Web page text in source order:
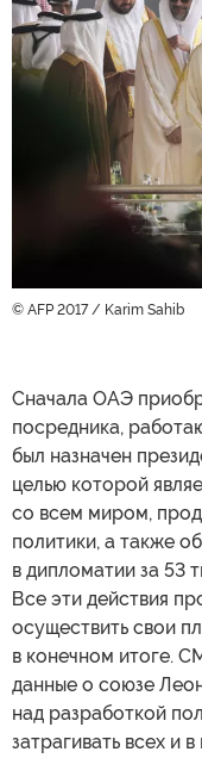
© AFP 2017 / Karim Sahib
Сначала ОАЭ
посредника,
был назначен
целью которой
со всем миром,
политики, а также
в дипломатии за 53
Все эти действия
осуществить свои
в конечном итоге.
данные о союзе
над разработкой
затрагивать всех и